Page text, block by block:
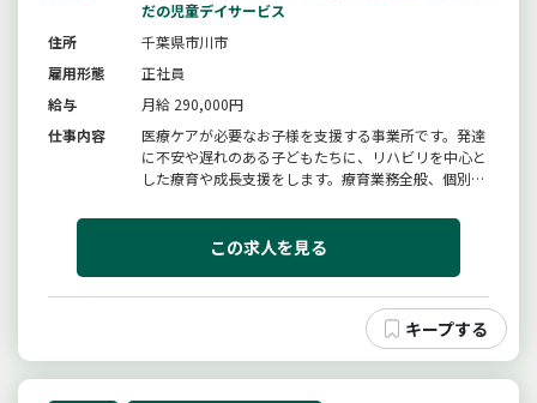
だの児童デイサービス
住所
千葉県市川市
雇用形態
正社員
給与
月給 290,000円
仕事内容
医療ケアが必要なお子様を支援する事業所です。発達
に不安や遅れのある子どもたちに、リハビリを中心と
した療育や成長支援をします。療育業務全般、個別支
と連携して事業所の運営をお願いします。事前にご家
族やお子様としっかり面談を行い、現状と将来的な希
この求人を見る